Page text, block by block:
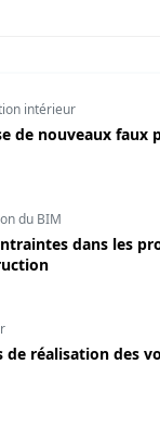
intérieur
de nouveaux faux
du BIM
dans les
de réalisation des